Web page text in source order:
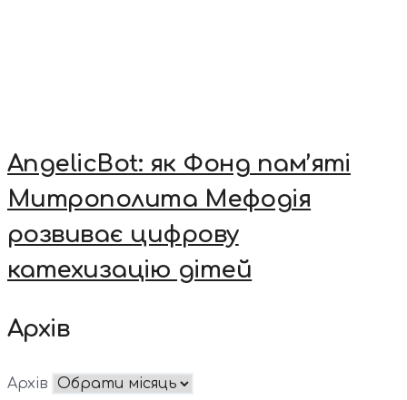
AngelicBot: як Фонд пам’яті
Митрополита Мефодія
розвиває цифрову
катехизацію дітей
Архів
Архів